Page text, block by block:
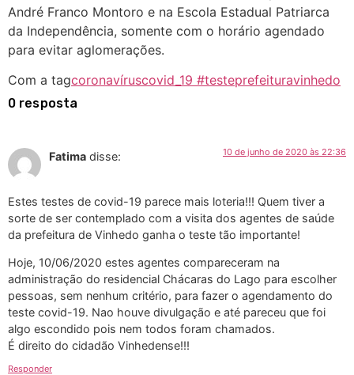
André Franco Montoro e na Escola Estadual Patriarca
da Independência, somente com o horário agendado
para evitar aglomerações.
Com a tagcoronavíruscovid_19 #testeprefeituravinhedo
0 resposta
Fatima disse: 10 de junho de 2020 às 22:36
Estes testes de covid-19 parece mais loteria!!! Quem tiver a
sorte de ser contemplado com a visita dos agentes de saúde
da prefeitura de Vinhedo ganha o teste tão importante!
Hoje, 10/06/2020 estes agentes compareceram na
administração do residencial Chácaras do Lago para escolher
pessoas, sem nenhum critério, para fazer o agendamento do
teste covid-19. Nao houve divulgação e até pareceu que foi
algo escondido pois nem todos foram chamados.
É direito do cidadão Vinhedense!!!
Responder